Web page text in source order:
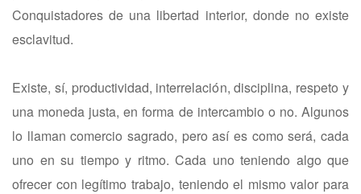
Conquistadores de una libertad interior, donde no existe
esclavitud.
Existe, sí, productividad, interrelación, disciplina, respeto y
una moneda justa, en forma de intercambio o no. Algunos
lo llaman comercio sagrado, pero así es como será, cada
uno en su tiempo y ritmo. Cada uno teniendo algo que
ofrecer con legítimo trabajo, teniendo el mismo valor para